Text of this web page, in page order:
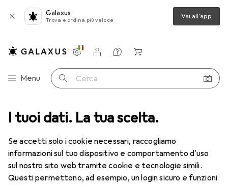
I tuoi dati. La tua scelta.
Se accetti solo i cookie necessari, raccogliamo
informazioni sul tuo dispositivo e comportamento d'uso
sul nostro sito web tramite cookie e tecnologie simili.
Questi permettono, ad esempio, un login sicuro e funzioni
Galaxus
Trova e ordina più veloce Vai all'app
Categoria Navigazione
Menu Cerca
Impostazioni
Conto cliente
Liste di confronto
Liste dei desideri
Carrello
Accendini + Fiammiferi più
Questa pagina è sempre aggiornata e si aggiorna
automaticamente.
i